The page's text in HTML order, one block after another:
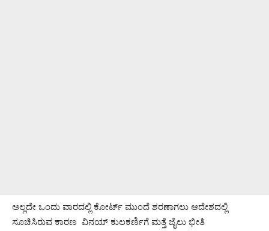
ಅಲ್ಲದೇ ಒಂದು ವಾರದಲ್ಲಿ ಕೋರ್ಟ್‌ ಮುಂದೆ ಶರಣಾಗಲು ಆದೇಶದಲ್ಲಿ
ಸೂಚಿಸಿರುವ ಕಾರಣ ವಿನಯ್‌ ಕುಲಕರ್ಣಿಗೆ ಮತ್ತೆ ಜೈಲು ಭೀತಿ